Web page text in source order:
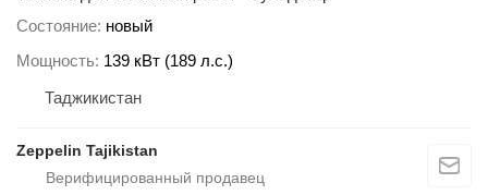
Состояние новый
Мощность 139 кВт (189 л.с.)
Таджикистан
Zeppelin Tajikistan